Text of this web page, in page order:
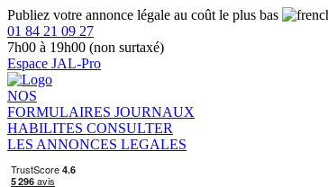
Publiez votre annonce légale au coût le plus bas
01 84 21 09 27
7h00 à 19h00 (non surtaxé)
Espace JAL-Pro
NOS
FORMULAIRES JOURNAUX
HABILITES CONSULTER
LES ANNONCES LEGALES